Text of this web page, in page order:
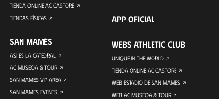
TIENDA ONLINE AC CASTORE
TIENDAS FÍSICAS
SAN MAMÉS
ASÍ ES LA CATEDRAL
AC MUSEOA & TOUR
SAN MAMES VIP AREA
SAN MAMES EVENTS
APP OFICIAL
WEBS ATHLETIC CLUB
UNIQUE IN THE WORLD
TIENDA ONLINE AC CASTORE
WEB ESTADIO DE SAN MAMÉS
WEB AC MUSEOA & TOUR